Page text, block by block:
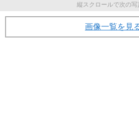
縦スクロールで次の写
画像一覧を見